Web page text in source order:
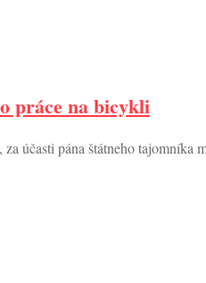
práce na bicykli
účasti pána štátneho tajomníka